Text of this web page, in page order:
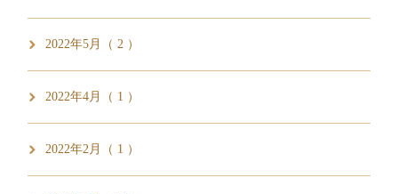
2022年5月（ 2 ）
2022年4月（ 1 ）
2022年2月（ 1 ）